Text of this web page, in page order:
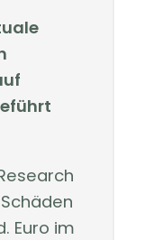
Euro im